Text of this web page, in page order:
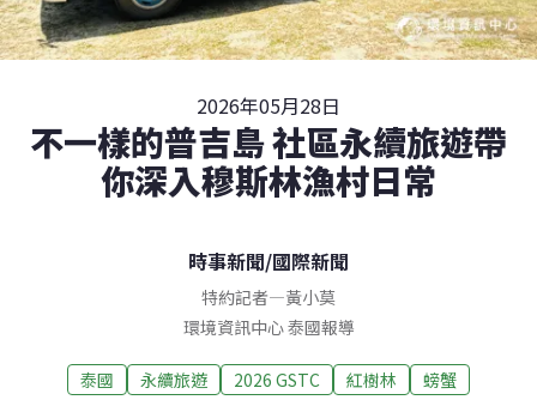
2026年05月28日
不一樣的普吉島 社區永續旅遊帶
你深入穆斯林漁村日常
時事新聞/國際新聞
特約記者—黃小莫
環境資訊中心 泰國報導
泰國 永續旅遊 2026 GSTC 紅樹林 螃蟹